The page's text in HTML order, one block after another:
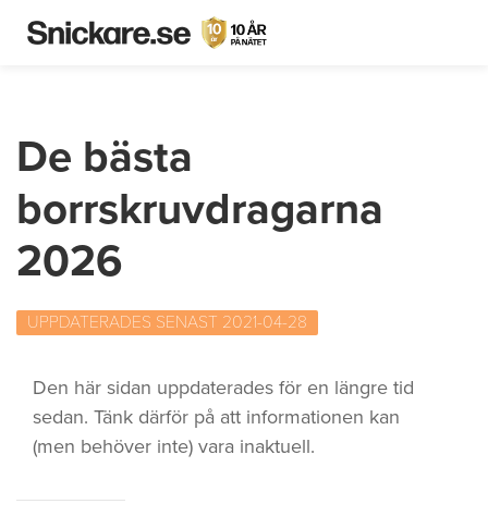
De bästa
borrskruvdragarna
2026
UPPDATERADES SENAST 2021-04-28
Den här sidan uppdaterades för en längre tid
sedan. Tänk därför på att informationen kan
(men behöver inte) vara inaktuell.